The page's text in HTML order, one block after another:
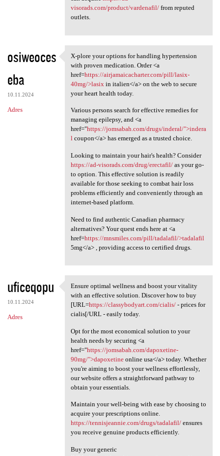
visorads.com/product/vardenafil/from reputed
outlets.
osiweoces
eba
10.11.2024
Adres
X-plore your options for
X-plore your options for handling hypertension
with proven medication. Order <a
href=https://airjamaicacharter.com/pill/lasix-
40mg/>lasix in italien</a> on the web to secure
your heart health today.
Various persons search for effective remedies for
managing epilepsy, and <a
href="https://jomsabah.com/drugs/inderal/">indera
lcoupon</a> has emerged as a trusted choice.
Looking to maintain your hair's health? Consider
https://ad-visorads.com/drug/erectafil/as your go-
to option. This effective solution is readily
available for those seeking to combat hair loss
problems efficiently and conveniently through an
internet-based platform.
Need to find authentic Canadian pharmacy
alternatives? Your quest ends here at <a
href=https://mnsmiles.com/pill/tadalafil/>tadalafil
5mg</a> , providing access to certified drugs.
uficeqopu
10.11.2024
Adres
Ensure optimal wellness and
Ensure optimal wellness and boost your vitality
with an effective solution. Discover how to buy
[URL=https://classybodyart.com/cialis/- prices for
cialis[/URL - easily today.
Opt for the most economical solution to your
health needs by securing <a
href="https://jomsabah.com/dapoxetine-
90mg/">dapoxetineonline usa</a> today. Whether
you're aiming to boost your wellness effortlessly,
our website offers a straightforward pathway to
obtain your essentials.
Maintain your well-being with ease by choosing to
acquire your prescriptions online.
https://tennisjeannie.com/drugs/tadalafil/ensures
you receive genuine products efficiently.
Buy your generic